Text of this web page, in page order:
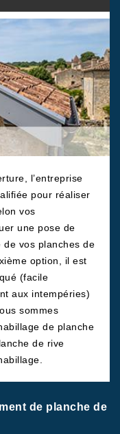
l’entreprise
pour réaliser
vos
une pose de
de vos planches de
option, il est
(facile
aux intempéries)
sommes
de planche
de rive
de planche de